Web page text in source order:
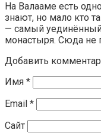
На Валааме есть
знают, но мало кто
— самый уединённый
монастыря. Сюда не
Добавить
Имя *
Email *
Сайт